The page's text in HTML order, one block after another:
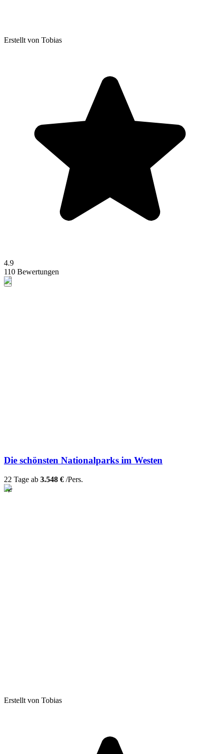
Erstellt von Tobias
4.9
110 Bewertungen
Die schönsten Nationalparks im Westen
22 Tage ab 3.548 € /Pers.
Erstellt von Tobias